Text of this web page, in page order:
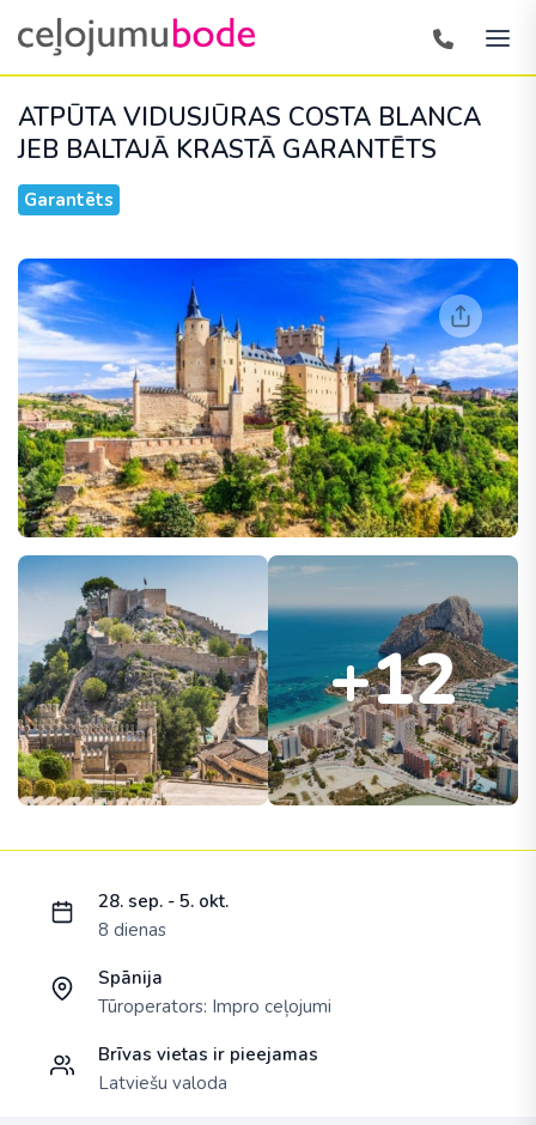
ATPŪTA VIDUSJŪRAS COSTA BLANCA
JEB BALTAJĀ KRASTĀ GARANTĒTS
Garantēts
+12
28. sep. - 5. okt.
8 dienas
Spānija
Tūroperators: Impro ceļojumi
Brīvas vietas ir pieejamas
Latviešu valoda